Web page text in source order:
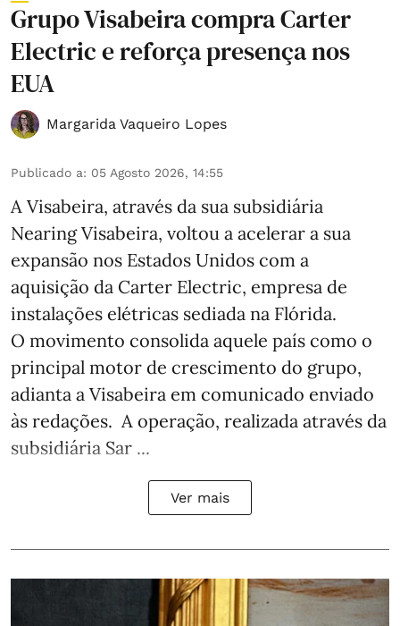
Grupo Visabeira compra Carter
Electric e reforça presença nos
EUA
Margarida Vaqueiro Lopes
Publicado a: 05 Agosto 2026, 14:55
A Visabeira, através da sua subsidiária
Nearing Visabeira, voltou a acelerar a sua
expansão nos Estados Unidos com a
aquisição da Carter Electric, empresa de
instalações elétricas sediada na Flórida.
O movimento consolida aquele país como o
principal motor de crescimento do grupo,
adianta a Visabeira em comunicado enviado
às redações. A operação, realizada através da
subsidiária Sar ...
Ver mais